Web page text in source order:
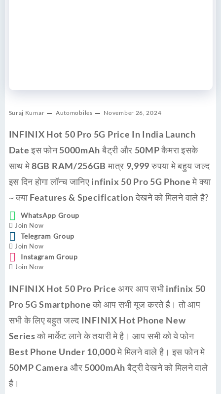
Suraj Kumar Automobiles November 26, 2024
INFINIX Hot 50 Pro 5G Price In India Launch
Dateइस फोन5000mAhबैट्री और 50MPकैमरा इसके
साथ मे8GB RAM/256GB मात्र 9,999रुपया मे बहुय जल्द
इस दिन होगा लॉन्च जानिए infinix 50 Pro 5G Phoneमे क्या
~ क्याFeatures & Specificationदेखने को मिलने वाले है?
WhatsApp Group
Join Now
Telegram Group
Join Now
Instagram Group
Join Now
INFINIX Hot 50 Pro Price अगर आप सभीinfinix 50
Pro 5G Smartphoneको आप सभी यूज करते है। तो आप
सभी के लिए बहुत जल्द INFINIX Hot Phone New
Seriesको मार्केट लाने के तयारी मे है। आप सभी को ये फोन
Best Phone Under 10,000मे मिलने वाले है। इस फोन मे
50MP Camera और 5000mAhबैट्री देखने को मिलने वाले
है।